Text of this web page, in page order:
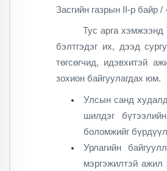
Засгийн газрын II-р байр
Тус арга хэмжээнд
бэлтгэдэг их, дээд
төгсөгчид, идэвхитэй
зохион байгуулагдах юм.
Улсын санд
шилдэг
боломжийг
Урлагийн
мэргэжилтэй ажил